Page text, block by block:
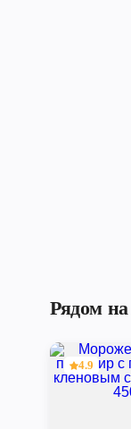
Рядом
4.9